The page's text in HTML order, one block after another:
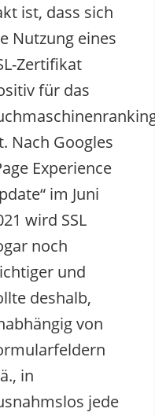
ist, dass sich
Nutzung eines
Zertifikat
für das
Nach Googles
Experience
im Juni
wird SSL
noch
und
deshalb,
von
in
jede